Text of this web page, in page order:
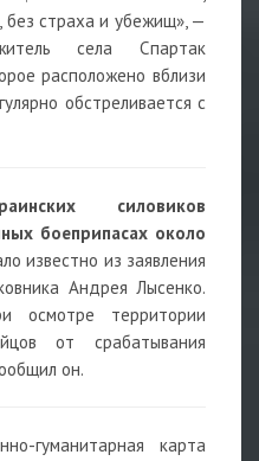
без страха и убежищ», —
села Спартак
расположено вблизи
обстреливается с
силовиков
боеприпасах около
известно из заявления
Андрея Лысенко.
осмотре территории
от срабатывания
он.
гуманитарная карта